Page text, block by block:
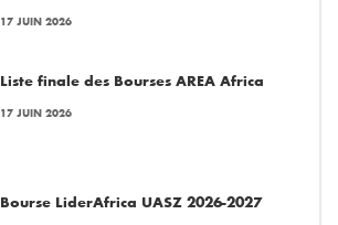
17 JUIN 2026
Liste finale des Bourses AREA Africa
17 JUIN 2026
Bourse LiderAfrica UASZ 2026-2027